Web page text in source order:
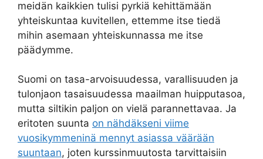
meidän kaikkien tulisi pyrkiä kehittämään
yhteiskuntaa kuvitellen, ettemme itse tiedä
mihin asemaan yhteiskunnassa me itse
päädymme.
Suomi on tasa-arvoisuudessa, varallisuuden ja
tulonjaon tasaisuudessa maailman huipputasoa,
mutta siltikin paljon on vielä parannettavaa. Ja
eritoten suunta on nähdäkseni viime
vuosikymmeninä mennyt asiassa väärään
suuntaan, joten kurssinmuutosta tarvittaisiin